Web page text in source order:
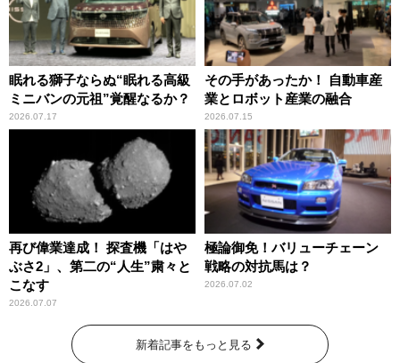
眠れる獅子ならぬ“眠れる高級
ミニバンの元祖”覚醒なるか？
2026.07.17
その手があったか！ 自動車産
業とロボット産業の融合
2026.07.15
再び偉業達成！ 探査機「はや
ぶさ2」、第二の“人生”粛々と
こなす
2026.07.07
極論御免！バリューチェーン
戦略の対抗馬は？
2026.07.02
新着記事をもっと見る